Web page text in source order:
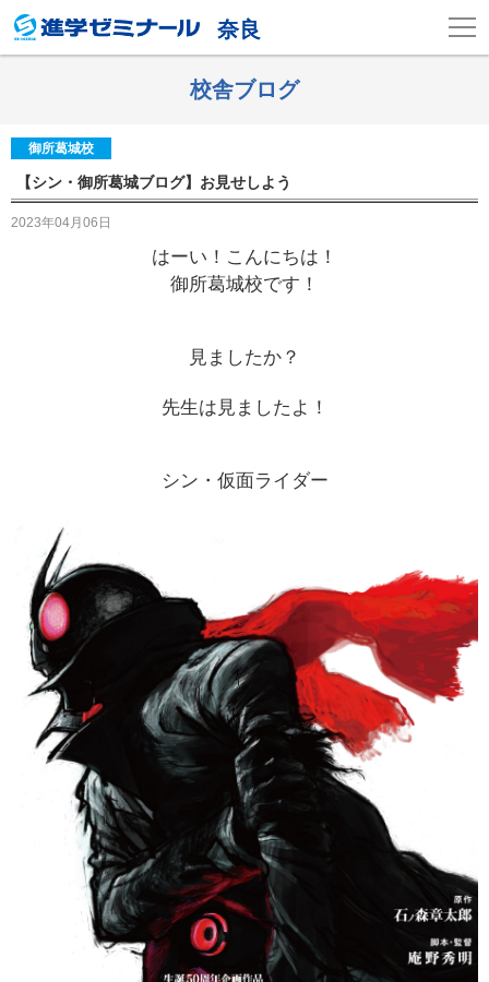
奈良
校舎ブログ
御所葛城校
【シン・御所葛城ブログ】お見せしよう
2023年04月06日
はーい！こんにちは！
御所葛城校です！
見ましたか？
先生は見ましたよ！
シン・仮面ライダー